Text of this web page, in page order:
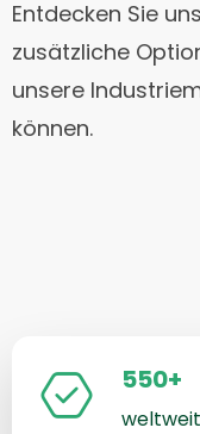
Entdecken Sie
zusätzliche
unsere
können.
550+